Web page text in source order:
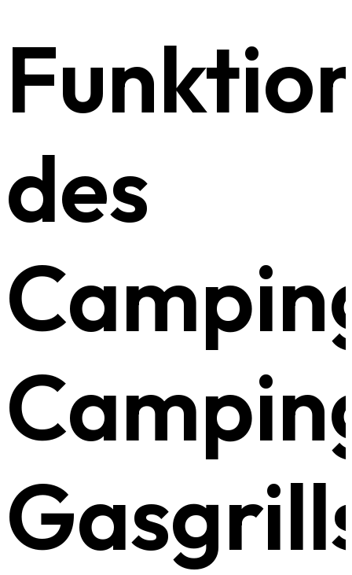
des